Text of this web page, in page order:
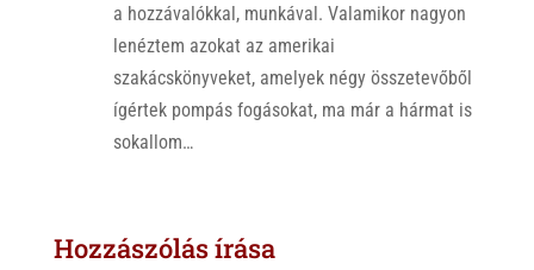
a hozzávalókkal, munkával. Valamikor nagyon
lenéztem azokat az amerikai
szakácskönyveket, amelyek négy összetevőből
ígértek pompás fogásokat, ma már a hármat is
sokallom…
Hozzászólás írása